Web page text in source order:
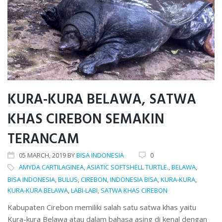
2019
KURA-KURA BELAWA, SATWA
KHAS CIREBON SEMAKIN
TERANCAM
05 MARCH, 2019 BYBISA INDONESIA
0
AMYDA CARTILAGINEA,ASIATIC SOFTSHELL TURTLE.,BELAWA,
BISA INDONESIA,BULUS,CIREBON,INDONESIA BISA,KURA-KURA,
KURA-KURA BELAWA,LABI-LABI, SATWA KHAS CIREBON
Kabupaten Cirebon memiliki salah satu satwa khas yaitu
Kura-kura Belawa atau dalam bahasa asing di kenal dengan